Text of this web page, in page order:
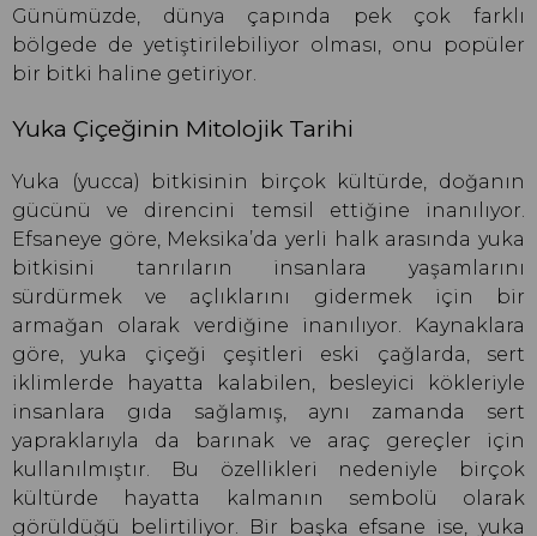
Günümüzde, dünya çapında pek çok farklı
bölgede de yetiştirilebiliyor olması, onu popüler
bir bitki haline getiriyor.
Yuka Çiçeğinin Mitolojik Tarihi
Yuka (yucca) bitkisinin birçok kültürde, doğanın
gücünü ve direncini temsil ettiğine inanılıyor.
Efsaneye göre, Meksika’da yerli halk arasında yuka
bitkisini tanrıların insanlara yaşamlarını
sürdürmek ve açlıklarını gidermek için bir
armağan olarak verdiğine inanılıyor. Kaynaklara
göre, yuka çiçeği çeşitleri eski çağlarda, sert
iklimlerde hayatta kalabilen, besleyici kökleriyle
insanlara gıda sağlamış, aynı zamanda sert
yapraklarıyla da barınak ve araç gereçler için
kullanılmıştır. Bu özellikleri nedeniyle birçok
kültürde hayatta kalmanın sembolü olarak
görüldüğü belirtiliyor. Bir başka efsane ise, yuka